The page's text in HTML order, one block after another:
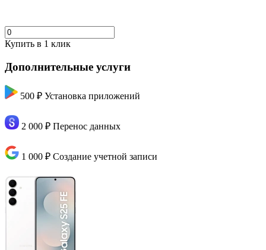
Купить в 1 клик
Дополнительные услуги
500 ₽ Установка приложений
2 000 ₽ Перенос данных
1 000 ₽ Создание учетной записи